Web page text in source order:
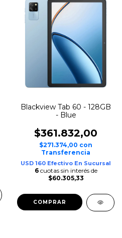
Blackview Tab 60 - 128GB
- Blue
$361.832,00
$271.374,00 con
Transferencia
USD 160 Efectivo En Sucursal
6 cuotas sin interés de
$60.305,33